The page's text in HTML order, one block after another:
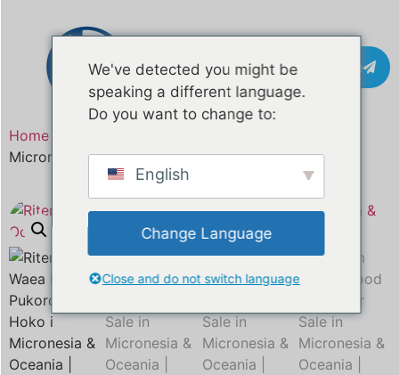
Whakapā
Home
Micronesia & Oceania | Kaihanga Kaihanga Tika
We've detected you might be
speaking a different language.
Do you want to change to:
English
Change Language
Close and do not switch language